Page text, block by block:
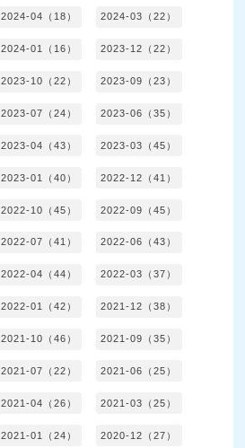
2024-04（18） 2024-03（22）
2024-01（16） 2023-12（22）
2023-10（22） 2023-09（23）
2023-07（24） 2023-06（35）
2023-04（43） 2023-03（45）
2023-01（40） 2022-12（41）
2022-10（45） 2022-09（45）
2022-07（41） 2022-06（43）
2022-04（44） 2022-03（37）
2022-01（42） 2021-12（38）
2021-10（46） 2021-09（35）
2021-07（22） 2021-06（25）
2021-04（26） 2021-03（25）
2021-01（24） 2020-12（27）